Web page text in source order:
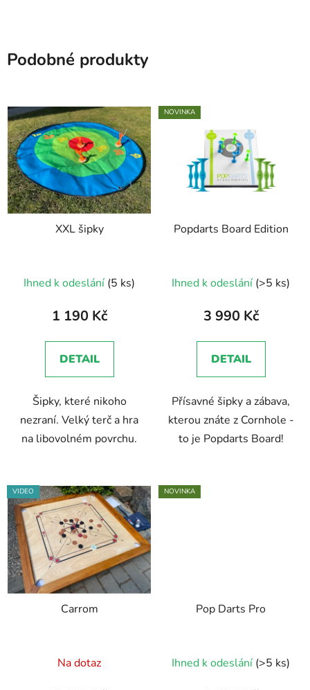
Podobné produkty
XXL šipky
hodnocení
produktu
3,0
z
hvězdiček.
Ihned k odeslání (5 ks)
1 190 Kč
DETAIL
Šipky, které nikoho
nezraní. Velký terč a hra
na libovolném povrchu.
NOVINKA
Popdarts Board Edition
Ihned k odeslání (>5 ks)
3 990 Kč
DETAIL
Přísavné šipky a zábava,
kterou znáte z Cornhole -
to je Popdarts Board!
VIDEO
Carrom
hodnocení
Na dotaz
NOVINKA
Pop Darts Pro
hodnocení
Ihned k odeslání (>5 ks)